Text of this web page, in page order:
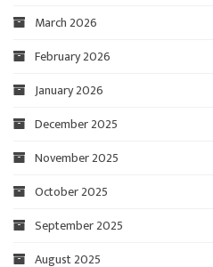
March 2026
February 2026
January 2026
December 2025
November 2025
October 2025
September 2025
August 2025